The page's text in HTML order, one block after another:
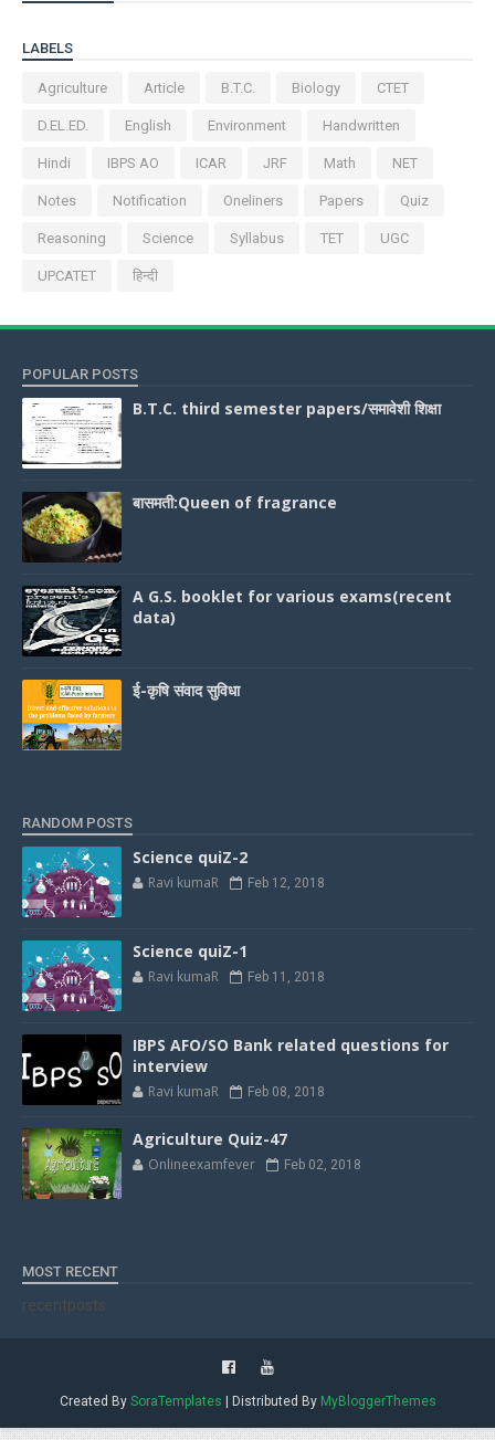
LABELS
Agriculture Article B.T.C. Biology CTET
D.EL.ED. English Environment Handwritten
Hindi IBPS AO ICAR JRF Math NET
Notes Notification Oneliners Papers Quiz
Reasoning Science Syllabus TET UGC
UPCATET हिन्दी
POPULAR POSTS
B.T.C. third semester papers/समावेशी शिक्षा
बासमती:Queen of fragrance
A G.S. booklet for various exams(recent
data)
ई-कृषि संवाद सुविधा
RANDOM POSTS
Science quiZ-2
Ravi kumaR Feb 12, 2018
Science quiZ-1
Ravi kumaR Feb 11, 2018
IBPS AFO/SO Bank related questions for
interview
Ravi kumaR Feb 08, 2018
Agriculture Quiz-47
Onlineexamfever Feb 02, 2018
MOST RECENT
recentposts
Created By SoraTemplates | Distributed By MyBloggerThemes